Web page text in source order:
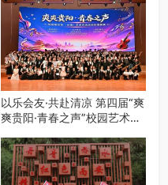
以乐会友·共赴清凉 第四届“爽
爽贵阳·青春之声”校园艺术交